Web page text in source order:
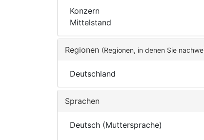
Konzern
Mittelstand
Regionen (Regionen, in denen Sie
Deutschland
Sprachen
Deutsch (Muttersprache)